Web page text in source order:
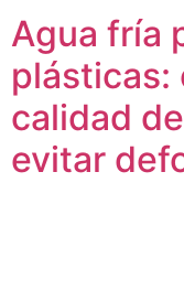
Agua fría
plásticas:
calidad
evitar